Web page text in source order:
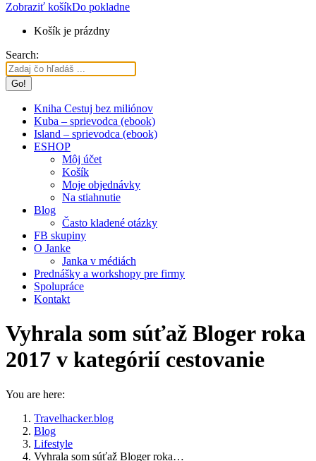
Zobraziť košíkDo pokladne
Košík je prázdny
Search:
Kniha Cestuj bez miliónov
Kuba – sprievodca (ebook)
Island – sprievodca (ebook)
ESHOP
Môj účet
Košík
Moje objednávky
Na stiahnutie
Blog
Často kladené otázky
FB skupiny
O Janke
Janka v médiách
Prednášky a workshopy pre firmy
Spolupráce
Kontakt
Vyhrala som súťaž Bloger roka
2017 v kategórií cestovanie
You are here:
Travelhacker.blog
Blog
Lifestyle
Vyhrala som súťaž Bloger roka…